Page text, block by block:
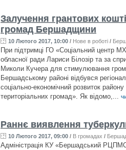
Залучення грантових
громад Бершадщини
10 Лютого 2017, 10:00 / Нове в роботі /
При підтримці ГО «Соціальний центр
обласної ради Лариси Білозір та за
Миколи Кучера для стимулювання
Бершадському районі відбувся
соціально-економічний розвиток району
територіальних громад». Як відомо,...
Раннє виявлення
10 Лютого 2017, 09:00 / В громадах /
Адміністрація КУ «Бершадський